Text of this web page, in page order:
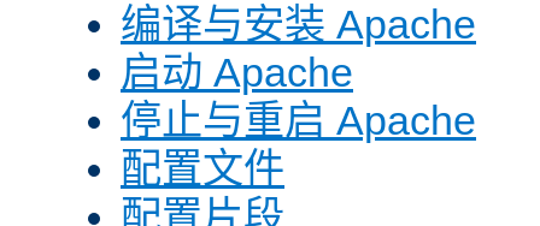
编译与安装 Apache
启动 Apache
停止与重启 Apache
配置文件
配置片段